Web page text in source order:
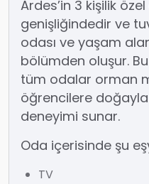
Ardes’in 3 kişilik
genişliğindedir ve
odası ve yaşam
bölümden oluşur.
tüm odalar orman
öğrencilere
deneyimi sunar.
Oda içerisinde şu
TV